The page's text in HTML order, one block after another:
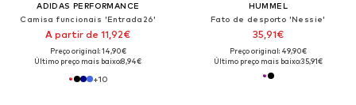
ADIDAS PERFORMANCE
Camisa funcionais 'Entrada26'
A partir de 11,92€
Preço original: 14,90€
Último preço mais baixo:8,94€
+10
HUMMEL
Fato de desporto 'Nessie'
35,91€
Preço original: 49,90€
Último preço mais baixo:35,91€